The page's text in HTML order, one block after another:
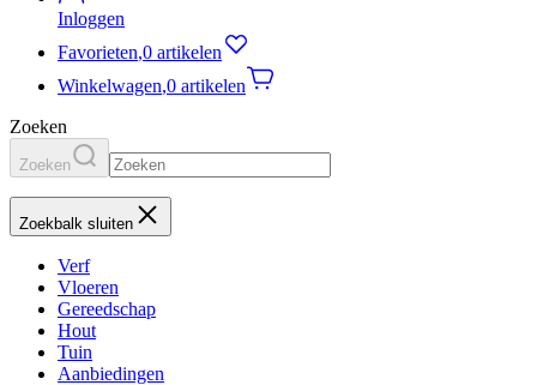
Inloggen
Favorieten,0 artikelen
Winkelwagen,0 artikelen
Zoeken
Zoeken
Zoekbalk sluiten
Verf
Vloeren
Gereedschap
Hout
Tuin
Aanbiedingen